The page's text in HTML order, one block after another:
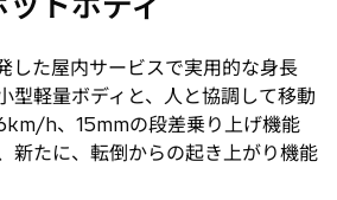
した屋内サービスで実用的な身長
型軽量ボディと、人と協調して移動
h、15mmの段差乗り上げ機能
新たに、転倒からの起き上がり機能